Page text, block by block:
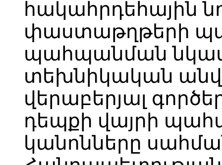
հակահրդեհային
փաստաթղթերի
պահպանման
տեխնիկական
վերաբերյալ
դեպքի վայրի
կանոնները